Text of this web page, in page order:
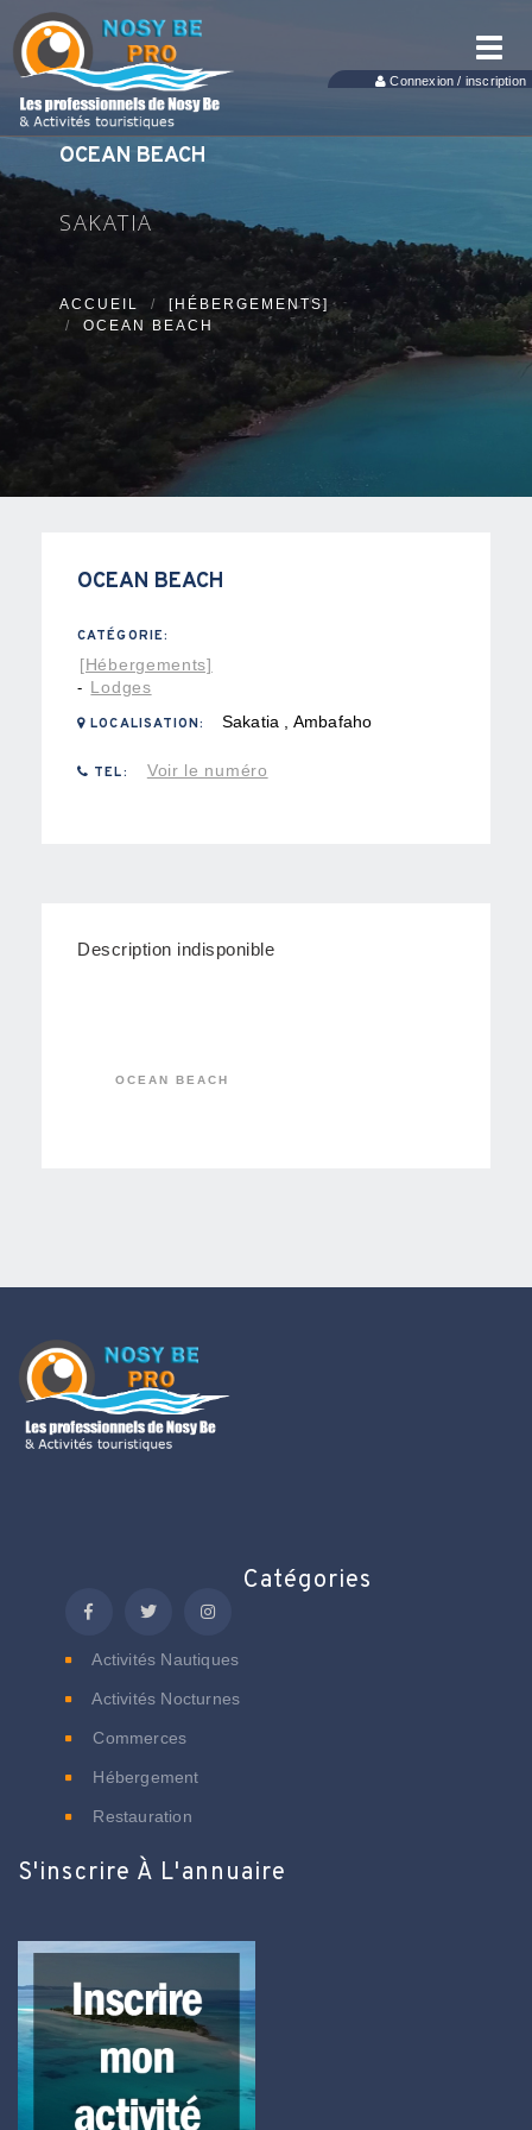
Connexion / inscription
OCEAN BEACH
SAKATIA
ACCUEIL
[HÉBERGEMENTS]
OCEAN BEACH
OCEAN BEACH
CATÉGORIE:
[Hébergements]
- Lodges
LOCALISATION: Sakatia , Ambafaho
TEL: Voir le numéro
Description indisponible
OCEAN BEACH
Catégories
Activités Nautiques
Activités Nocturnes
Commerces
Hébergement
Restauration
S'inscrire À L'annuaire